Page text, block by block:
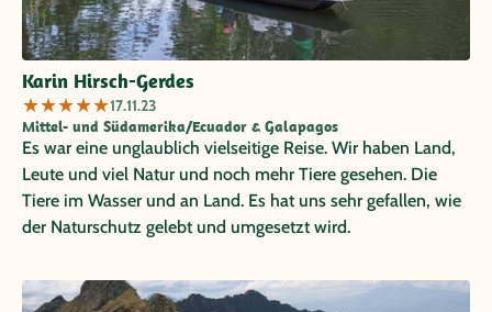
Karin Hirsch-Gerdes
★★★★★17.11.23
Mittel- und Südamerika/Ecuador & Galapagos
Es war eine unglaublich vielseitige Reise. Wir haben Land,
Leute und viel Natur und noch mehr Tiere gesehen. Die
Tiere im Wasser und an Land. Es hat uns sehr gefallen, wie
der Naturschutz gelebt und umgesetzt wird.